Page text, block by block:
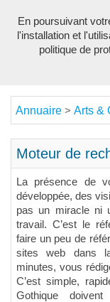
Annuaire > Arts &
Moteur de
La présence de
développée, des
pas un miracle ni
travail. C’est le
faire un peu de
sites web dans
minutes, vous
C’est simple,
Gothique
En poursuivant
l'installation et
politique de